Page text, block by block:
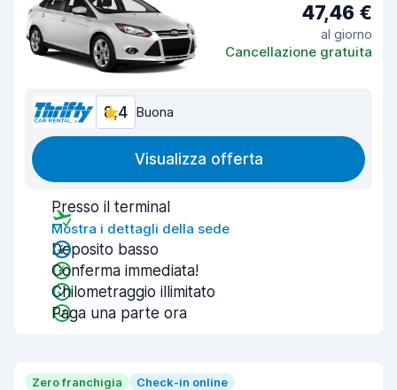
47,46 €
al giorno
Cancellazione gratuita
8,4 Buona
Visualizza offerta
Presso il terminal
Mostra i dettagli della sede
Deposito basso
Conferma immediata!
Chilometraggio illimitato
Paga una parte ora
Zero franchigia Check-in online